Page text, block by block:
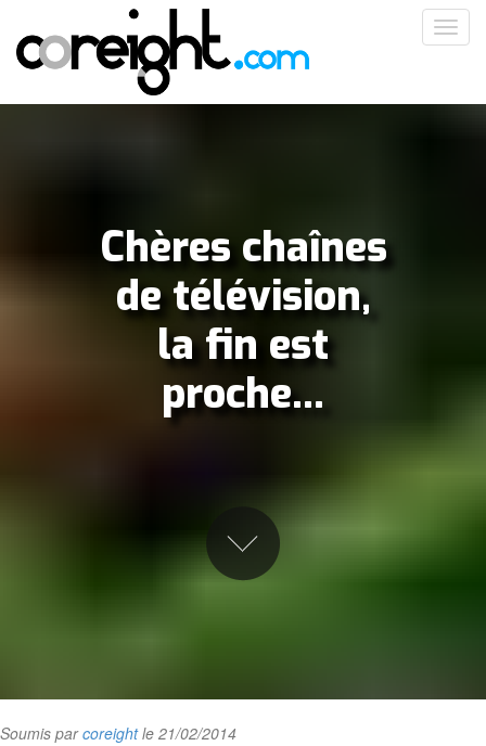
contenu
principal
Chères chaînes
de télévision,
la fin est
proche...
Soumis parcoreightle 21/02/2014